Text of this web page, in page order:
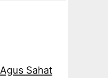
Agus Sahat